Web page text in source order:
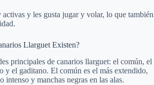
activas y les gusta jugar y volar, lo que también
Llarguet Existen?
principales de canarios llarguet: el común, el
y el gaditano. El común es el más extendido,
intenso y manchas negras en las alas.